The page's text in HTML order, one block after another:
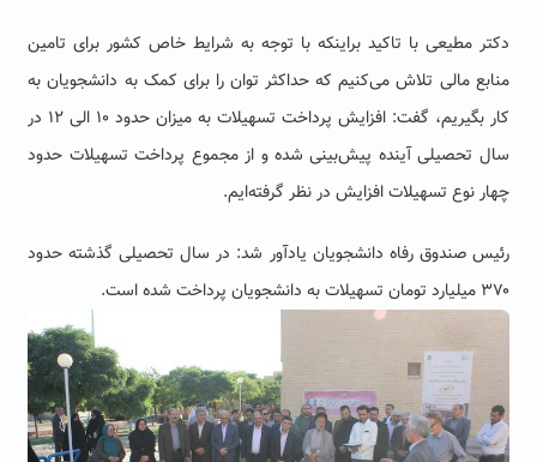
دکتر مطیعی با تاکید براینکه با توجه به شرایط خاص کشور برای تامین
منابع مالی تلاش می‌کنیم که حداکثر توان را برای کمک به دانشجویان به
کار بگیریم، گفت: افزایش پرداخت تسهیلات به میزان حدود ۱۰ الی ۱۲ در
سال تحصیلی آینده پیش‌بینی شده و از مجموع پرداخت تسهیلات حدود
چهار نوع تسهیلات افزایش در نظر گرفته‌ایم.
رئیس صندوق رفاه دانشجویان یادآور شد: در سال تحصیلی گذشته حدود
۳۷۰ میلیارد تومان تسهیلات به دانشجویان پرداخت شده است.